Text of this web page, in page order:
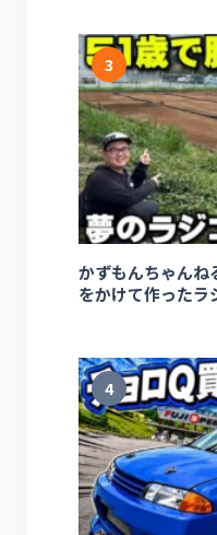
3
かずもんちゃん
をかけて作ったラ
4